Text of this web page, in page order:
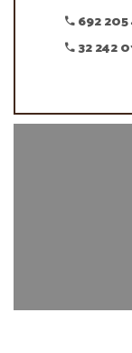
692 205
32 242